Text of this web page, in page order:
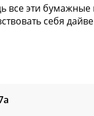
все эти
себя